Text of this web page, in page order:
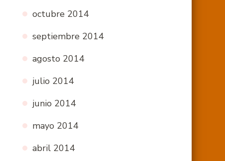
octubre 2014
septiembre 2014
agosto 2014
julio 2014
junio 2014
mayo 2014
abril 2014